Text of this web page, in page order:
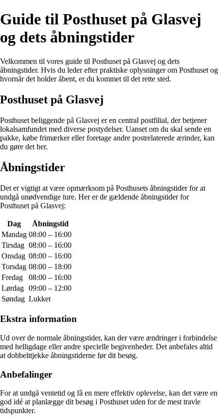
Guide til Posthuset på Glasvej
og dets åbningstider
Velkommen til vores guide til Posthuset på Glasvej og dets
åbningstider. Hvis du leder efter praktiske oplysninger om Posthuset og
hvornår det holder åbent, er du kommet til det rette sted.
Posthuset på Glasvej
Posthuset beliggende på Glasvej er en central postfilial, der betjener
lokalsamfundet med diverse postydelser. Uanset om du skal sende en
pakke, købe frimærker eller foretage andre postrelaterede ærinder, kan
du gøre det her.
Åbningstider
Det er vigtigt at være opmærksom på Posthusets åbningstider for at
undgå unødvendige ture. Her er de gældende åbningstider for
Posthuset på Glasvej:
Dag
Åbningstid
Mandag 08:00 – 16:00
Tirsdag 08:00 – 16:00
Onsdag 08:00 – 16:00
Torsdag 08:00 – 18:00
Fredag
08:00 – 16:00
Lørdag 09:00 – 12:00
Søndag Lukket
Ekstra information
Ud over de normale åbningstider, kan der være ændringer i forbindelse
med helligdage eller andre specielle begivenheder. Det anbefales altid
at dobbelttjekke åbningstiderne før dit besøg.
Anbefalinger
For at undgå ventetid og få en mere effektiv oplevelse, kan det være en
god idé at planlægge dit besøg i Posthuset uden for de mest travle
tidspunkter.